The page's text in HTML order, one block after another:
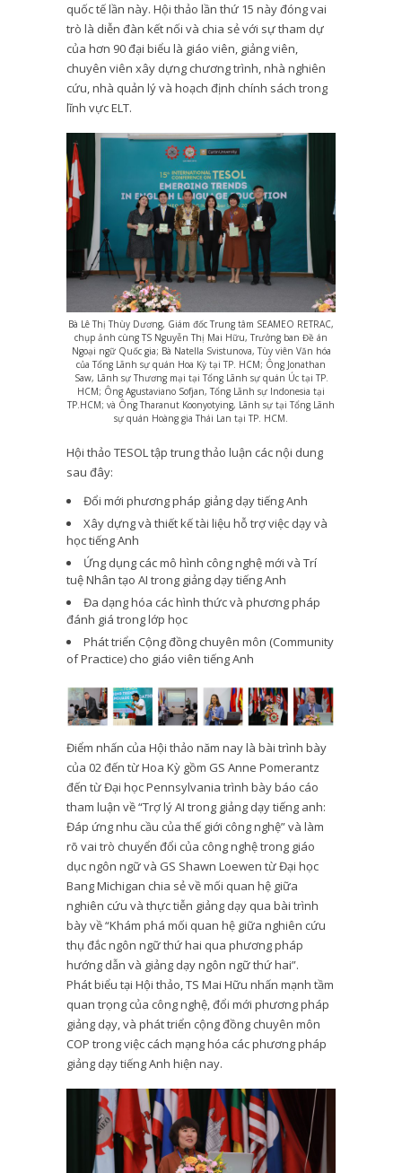
quốc tế lần này. Hội thảo lần thứ 15 này đóng vai
trò là diễn đàn kết nối và chia sẻ với sự tham dự
của hơn 90 đại biểu là giáo viên, giảng viên,
chuyên viên xây dựng chương trình, nhà nghiên
cứu, nhà quản lý và hoạch định chính sách trong
lĩnh vực ELT.
Bà Lê Thị Thùy Dương, Giám đốc Trung tâm SEAMEO RETRAC,
chụp ảnh cùng TS Nguyễn Thị Mai Hữu, Trưởng ban Đề án
Ngoại ngữ Quốc gia; Bà Natella Svistunova, Tùy viên Văn hóa
của Tổng Lãnh sự quán Hoa Kỳ tại TP. HCM; Ông Jonathan
Saw, Lãnh sự Thương mại tại Tổng Lãnh sự quán Úc tại TP.
HCM; Ông Agustaviano Sofjan, Tổng Lãnh sự Indonesia tại
TP.HCM; và Ông Tharanut Koonyotying, Lãnh sự tại Tổng Lãnh
sự quán Hoàng gia Thái Lan tại TP. HCM.
Hội thảo TESOL tập trung thảo luận các nội dung
sau đây:
Đổi mới phương pháp giảng dạy tiếng Anh
Xây dựng và thiết kế tài liệu hỗ trợ việc dạy và
học tiếng Anh
Ứng dụng các mô hình công nghệ mới và Trí
tuệ Nhân tạo AI trong giảng dạy tiếng Anh
Đa dạng hóa các hình thức và phương pháp
đánh giá trong lớp học
Phát triển Cộng đồng chuyên môn (Community
of Practice) cho giáo viên tiếng Anh
Điểm nhấn của Hội thảo năm nay là bài trình bày
của 02 đến từ Hoa Kỳ gồm GS Anne Pomerantz
đến từ Đại học Pennsylvania trình bày báo cáo
tham luận về “Trợ lý AI trong giảng dạy tiếng anh:
Đáp ứng nhu cầu của thế giới công nghệ” và làm
rõ vai trò chuyển đổi của công nghệ trong giáo
dục ngôn ngữ và GS Shawn Loewen từ Đại học
Bang Michigan chia sẻ về mối quan hệ giữa
nghiên cứu và thực tiễn giảng dạy qua bài trình
bày về “Khám phá mối quan hệ giữa nghiên cứu
thụ đắc ngôn ngữ thứ hai qua phương pháp
hướng dẫn và giảng dạy ngôn ngữ thứ hai”.
Phát biểu tại Hội thảo, TS Mai Hữu nhấn mạnh tầm
quan trọng của công nghệ, đổi mới phương pháp
giảng dạy, và phát triển cộng đồng chuyên môn
COP trong việc cách mạng hóa các phương pháp
giảng dạy tiếng Anh hiện nay.